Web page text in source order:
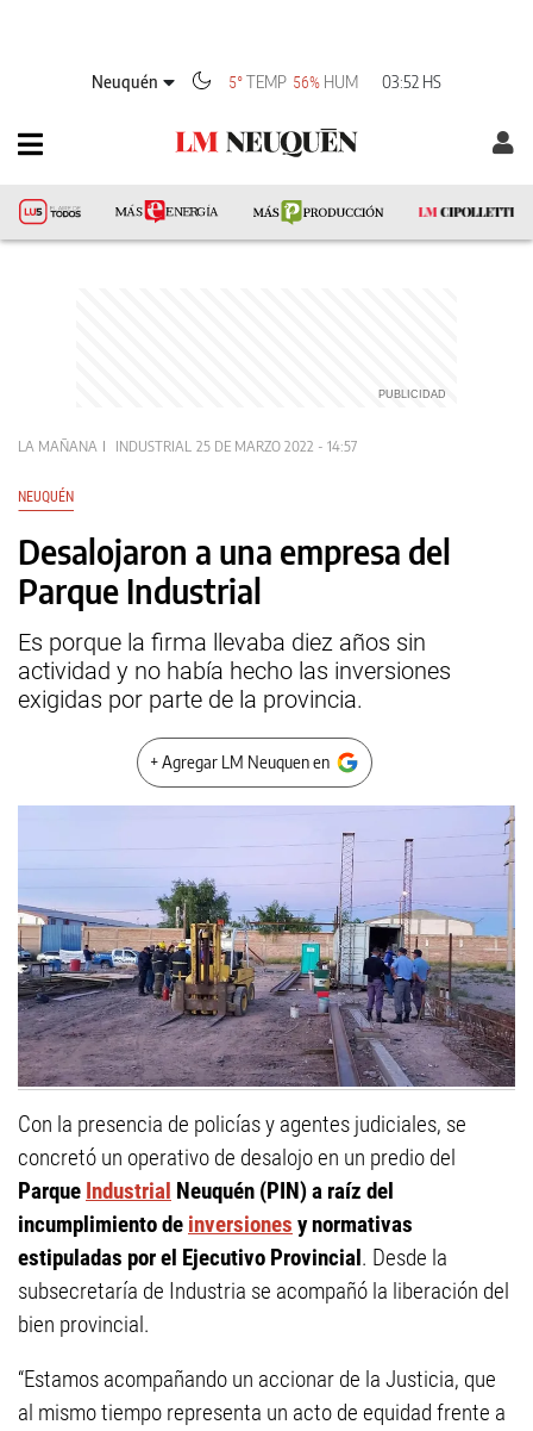
Neuquén 5°TEMP 56% HUM 03:52 HS
LA MAÑANA INDUSTRIAL 25 DE MARZO 2022 - 14:57
NEUQUÉN
Desalojaron a una empresa del
Parque Industrial
Es porque la firma llevaba diez años sin
actividad y no había hecho las inversiones
exigidas por parte de la provincia.
+ Agregar LM Neuquen en
Con la presencia de policías y agentes judiciales, se
concretó un operativo de desalojo en un predio del
Parque Industrial Neuquén (PIN) a raíz del
incumplimiento de inversiones y normativas
estipuladas por el Ejecutivo Provincial. Desde la
subsecretaría de Industria se acompañó la liberación del
bien provincial.
“Estamos acompañando un accionar de la Justicia, que
al mismo tiempo representa un acto de equidad frente a